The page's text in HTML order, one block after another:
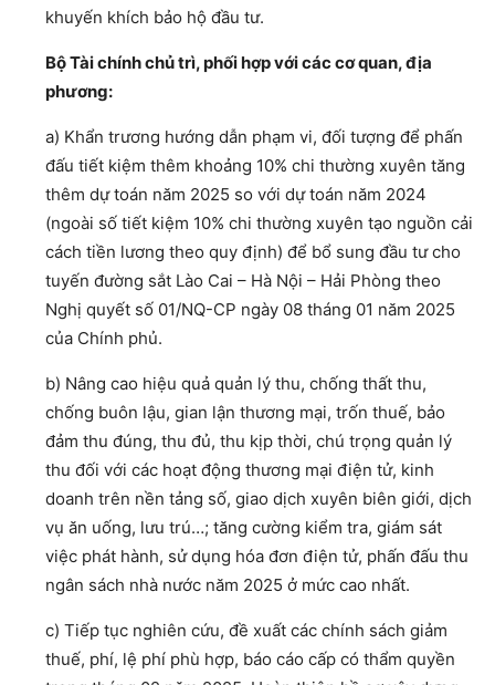
khuyến khích bảo hộ đầu tư.
Bộ Tài chính chủ trì, phối hợp với các cơ quan, địa
phương:
a) Khẩn trương hướng dẫn phạm vi, đối tượng để phấn
đấu tiết kiệm thêm khoảng 10% chi thường xuyên tăng
thêm dự toán năm 2025 so với dự toán năm 2024
(ngoài số tiết kiệm 10% chi thường xuyên tạo nguồn cải
cách tiền lương theo quy định) để bổ sung đầu tư cho
tuyến đường sắt Lào Cai – Hà Nội – Hải Phòng theo
Nghị quyết số 01/NQ-CP ngày 08 tháng 01 năm 2025
của Chính phủ.
b) Nâng cao hiệu quả quản lý thu, chống thất thu,
chống buôn lậu, gian lận thương mại, trốn thuế, bảo
đảm thu đúng, thu đủ, thu kịp thời, chú trọng quản lý
thu đối với các hoạt động thương mại điện tử, kinh
doanh trên nền tảng số, giao dịch xuyên biên giới, dịch
vụ ăn uống, lưu trú…; tăng cường kiểm tra, giám sát
việc phát hành, sử dụng hóa đơn điện tử, phấn đấu thu
ngân sách nhà nước năm 2025 ở mức cao nhất.
c) Tiếp tục nghiên cứu, đề xuất các chính sách giảm
thuế, phí, lệ phí phù hợp, báo cáo cấp có thẩm quyền